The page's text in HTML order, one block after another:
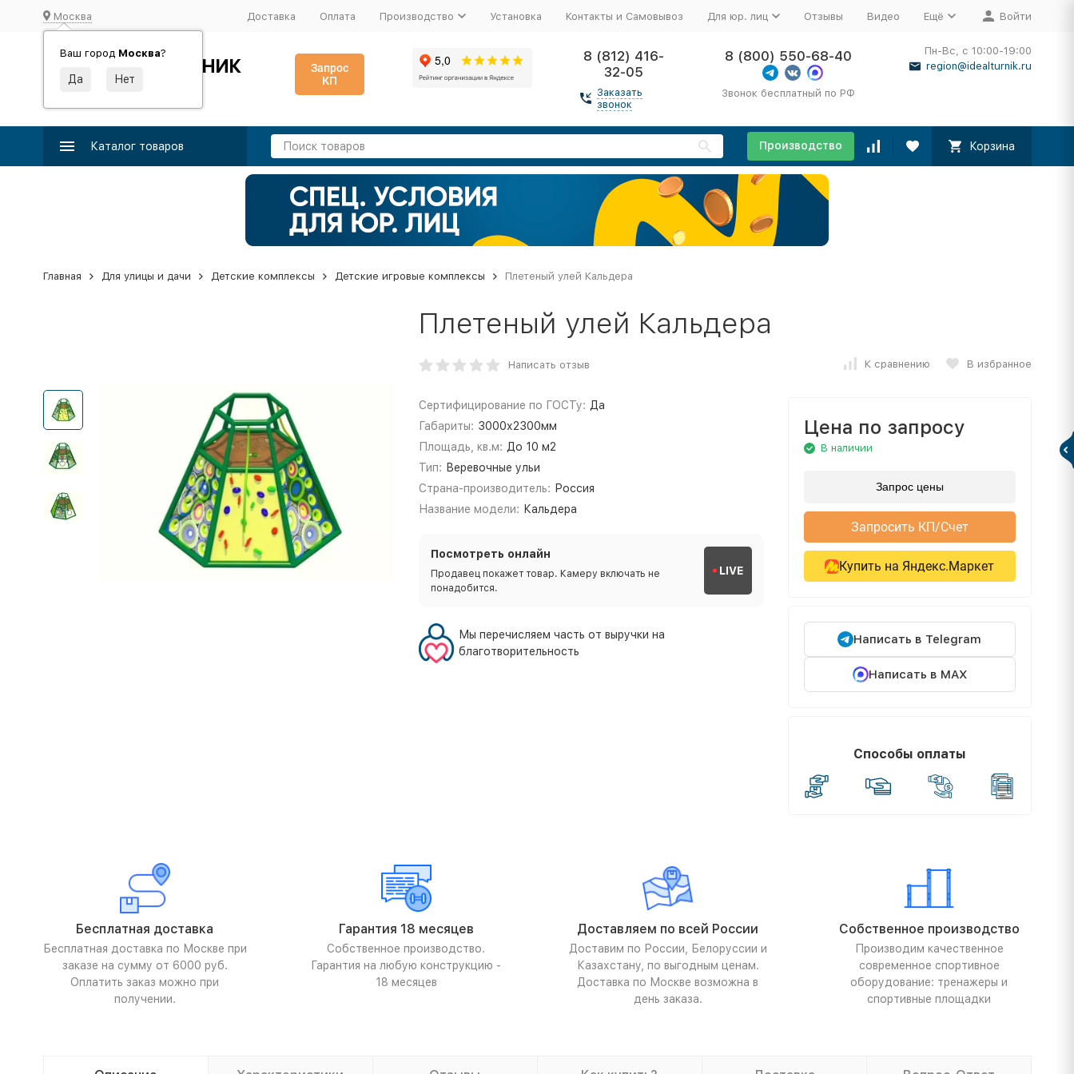
Москва
Ваш город Москва?
Доставка Оплата Производство Установка Контакты и Самовывоз Для юр. лиц Отзывы Видео Ещё Войти
ИДЕАЛЬНЫЙ ТУРНИК
Производство и поставка спортивного оборудования
Запрос
КП
8 (812) 416-
32-05
Заказать
звонок
8 (800) 550-68-40
Звонок бесплатный по РФ
Пн-Вс, с 10:00-19:00
region@idealturnik.ru
Каталог товаров Производство Корзина
Главная Для улицы и дачи Детские комплексы Детские игровые комплексы Плетеный улей Кальдера
Плетеный улей Кальдера
Написать отзыв К сравнению В избранное
Сертифицирование по ГОСТу: Да
Габариты: 3000х2300мм
Площадь, кв.м: До 10 м2
Тип: Веревочные ульи
Страна-производитель: Россия
Название модели: Кальдера
Посмотреть онлайн
Продавец покажет товар. Камеру включать не
понадобится.
LIVE
Мы перечисляем часть от выручки на
благотворительность
Цена по запросу
В наличии
Запрос цены
Запросить КП/Счет
Купить на Яндекс.Маркет
Написать в Telegram
Написать в MAX
Способы оплаты
Бесплатная доставка
Бесплатная доставка по Москве при
заказе на сумму от 6000 руб.
Оплатить заказ можно при
получении.
Гарантия 18 месяцев
Собственное производство.
Гарантия на любую конструкцию -
18 месяцев
Доставляем по всей России
Доставим по России, Белоруссии и
Казахстану, по выгодным ценам.
Доставка по Москве возможна в
день заказа.
Собственное производство
Производим качественное
современное спортивное
оборудование: тренажеры и
спортивные площадки